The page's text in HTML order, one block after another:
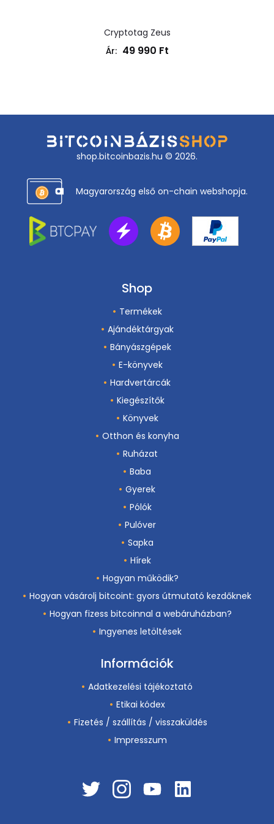
Cryptotag Zeus
Ár: 49 990 Ft
shop.bitcoinbazis.hu © 2026.
Magyarország első on-chain webshopja.
Shop
Termékek
Ajándéktárgyak
Bányászgépek
E-könyvek
Hardvertárcák
Kiegészítők
Könyvek
Otthon és konyha
Ruházat
Baba
Gyerek
Pólók
Pulóver
Sapka
Hírek
Hogyan működik?
Hogyan vásárolj bitcoint: gyors útmutató kezdőknek
Hogyan fizess bitcoinnal a webáruházban?
Ingyenes letöltések
Információk
Adatkezelési tájékoztató
Etikai kódex
Fizetés / szállítás / visszaküldés
Impresszum